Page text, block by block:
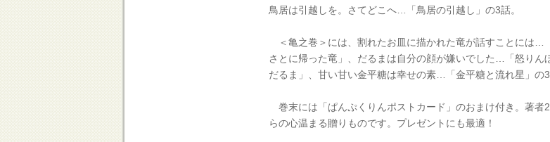
鳥居は引越しを。さてどこへ…「鳥居の引越し」の3話。
＜亀之巻＞には、割れたお皿に描かれた竜が話すことには…
さとに帰った竜」、だるまは自分の顔が嫌いでした…「怒りん
だるま」、甘い甘い金平糖は幸せの素…「金平糖と流れ星」の3
巻末には「ぱんぷくりんポストカード」のおまけ付き。著者
らの心温まる贈りものです。プレゼントにも最適！